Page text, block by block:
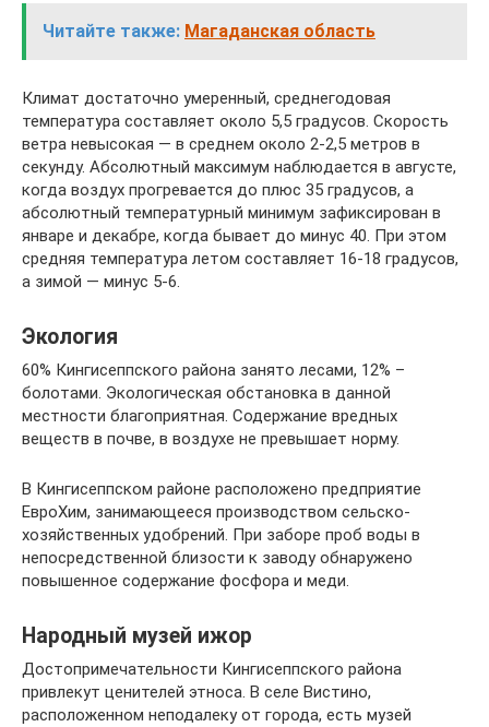
Читайте также: Магаданская область
Климат достаточно умеренный, среднегодовая
температура составляет около 5,5 градусов. Скорость
ветра невысокая — в среднем около 2-2,5 метров в
секунду. Абсолютный максимум наблюдается в августе,
когда воздух прогревается до плюс 35 градусов, а
абсолютный температурный минимум зафиксирован в
январе и декабре, когда бывает до минус 40. При этом
средняя температура летом составляет 16-18 градусов,
а зимой — минус 5-6.
Экология
60% Кингисеппского района занято лесами, 12% –
болотами. Экологическая обстановка в данной
местности благоприятная. Содержание вредных
веществ в почве, в воздухе не превышает норму.
В Кингисеппском районе расположено предприятие
ЕвроХим, занимающееся производством сельско-
хозяйственных удобрений. При заборе проб воды в
непосредственной близости к заводу обнаружено
повышенное содержание фосфора и меди.
Народный музей ижор
Достопримечательности Кингисеппского района
привлекут ценителей этноса. В селе Вистино,
расположенном неподалеку от города, есть музей